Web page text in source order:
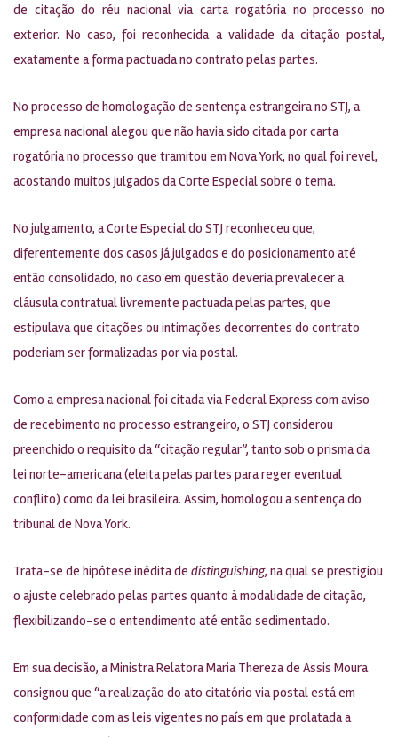
de citação do réu nacional via carta rogatória no processo no
exterior. No caso, foi reconhecida a validade da citação postal,
exatamente a forma pactuada no contrato pelas partes.
No processo de homologação de sentença estrangeira no STJ, a
empresa nacional alegou que não havia sido citada por carta
rogatória no processo que tramitou em Nova York, no qual foi revel,
acostando muitos julgados da Corte Especial sobre o tema.
No julgamento, a Corte Especial do STJ reconheceu que,
diferentemente dos casos já julgados e do posicionamento até
então consolidado, no caso em questão deveria prevalecer a
cláusula contratual livremente pactuada pelas partes, que
estipulava que citações ou intimações decorrentes do contrato
poderiam ser formalizadas por via postal.
Como a empresa nacional foi citada via Federal Express com aviso
de recebimento no processo estrangeiro, o STJ considerou
preenchido o requisito da “citação regular”, tanto sob o prisma da
lei norte-americana (eleita pelas partes para reger eventual
conflito) como da lei brasileira. Assim, homologou a sentença do
tribunal de Nova York.
Trata-se de hipótese inédita de distinguishing, na qual se prestigiou
o ajuste celebrado pelas partes quanto à modalidade de citação,
flexibilizando-se o entendimento até então sedimentado.
Em sua decisão, a Ministra Relatora Maria Thereza de Assis Moura
consignou que “a realização do ato citatório via postal está em
conformidade com as leis vigentes no país em que prolatada a